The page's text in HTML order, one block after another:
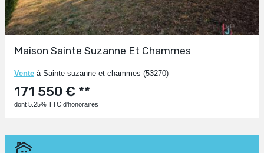
Maison Sainte Suzanne Et Chammes
Venteà Sainte suzanne et chammes (53270)
171 550 € **
dont 5.25% TTC d'honoraires